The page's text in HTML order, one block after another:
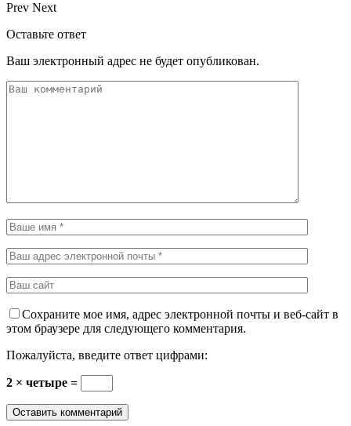
Prev Next
Оставьте ответ
Ваш электронный адрес не будет опубликован.
Сохраните мое имя, адрес электронной почты и веб-сайт в
этом браузере для следующего комментария.
Пожалуйста, введите ответ цифрами:
2 × четыре =